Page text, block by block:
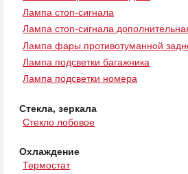
Лампа стоп-сигнала
Лампа стоп-сигнала
Лампа фары противотуманной
Лампа подсветки багажника
Лампа подсветки номера
Стекла, зеркала
Стекло лобовое
Охлаждение
Термостат